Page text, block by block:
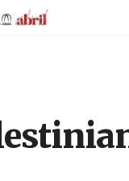
AbrilAbril